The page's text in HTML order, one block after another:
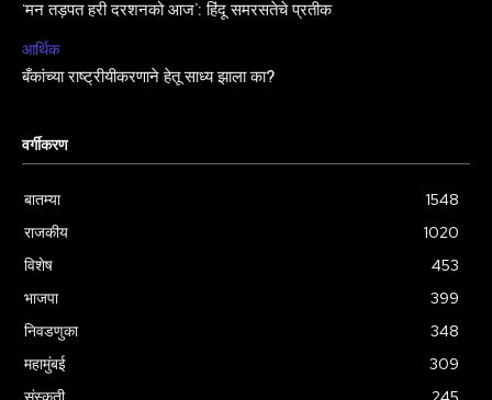
‘मन तड़पत हरी दरशनको आज’: हिंदू समरसतेचे प्रतीक
आर्थिक
बँकांच्या राष्ट्रीयीकरणाने हेतू साध्य झाला का?
वर्गीकरण
बातम्या
1548
राजकीय
1020
विशेष
453
भाजपा
399
निवडणुका
348
महामुंबई
309